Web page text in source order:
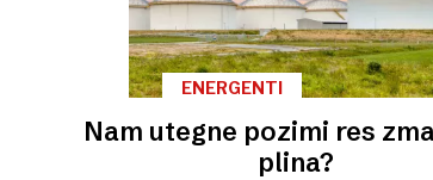
ENERGENTI
Nam utegne pozimi res
plina?